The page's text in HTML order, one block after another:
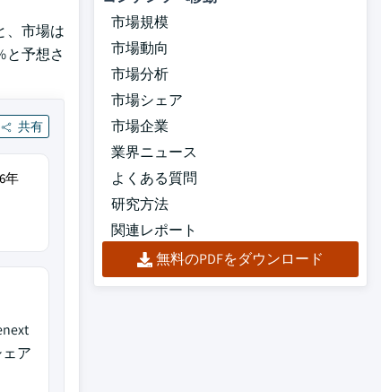
、市場は
と予想さ
共有
年
ア
市場規模
市場動向
市場分析
市場シェア
市場企業
業界ニュース
よくある質問
研究方法
関連レポート
無料のPDFをダウンロード